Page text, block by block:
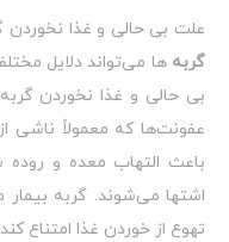
علت بی حالی و غذا
گربه ها می‌تواند دلایل
بی حالی و غذا نخوردن
عفونت‌ها که معمولاً ناشی
باعث التهاب معده و
اشتها می‌شوند. گربه
تهوع از خوردن غذا امتناع